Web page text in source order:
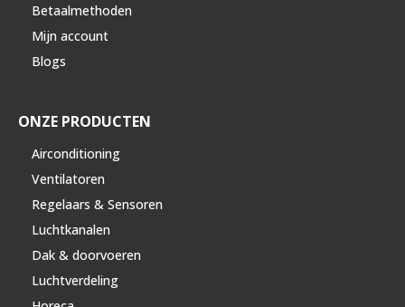
Betaalmethoden
Mijn account
Blogs
ONZE PRODUCTEN
Airconditioning
Ventilatoren
Regelaars & Sensoren
Luchtkanalen
Dak & doorvoeren
Luchtverdeling